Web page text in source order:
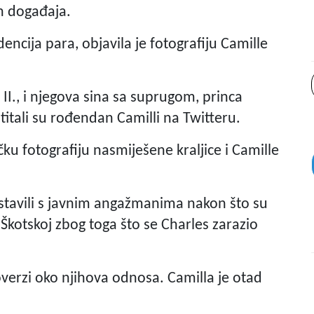
događaja.
para, objavila je fotografiju Camille
i njegova sina sa suprugom, princa
su rođendan Camilli na Twitteru.
fotografiju nasmiješene kraljice i Camille
s javnim angažmanima nakon što su
zbog toga što se Charles zarazio
oko njihova odnosa. Camilla je otad